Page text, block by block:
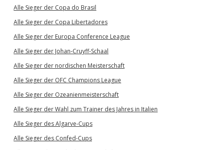
Alle Sieger der Copa do Brasil
Alle Sieger der Copa Libertadores
Alle Sieger der Europa Conference League
Alle Sieger der Johan-Cruyff-Schaal
Alle Sieger der nordischen Meisterschaft
Alle Sieger der OFC Champions League
Alle Sieger der Ozeanienmeisterschaft
Alle Sieger der Wahl zum Trainer des Jahres in Italien
Alle Sieger des Algarve-Cups
Alle Sieger des Confed-Cups